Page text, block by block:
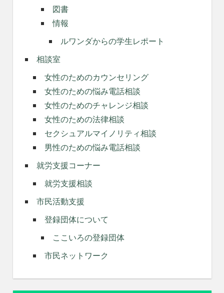
図書
情報
ルワンダからの学生レポート
相談室
女性のためのカウンセリング
女性のための悩み電話相談
女性のためのチャレンジ相談
女性のための法律相談
セクシュアルマイノリティ相談
男性のための悩み電話相談
就労支援コーナー
就労支援相談
市民活動支援
登録団体について
ここいろの登録団体
市民ネットワーク